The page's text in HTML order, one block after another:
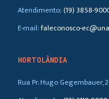
Atendimento:(19) 3858-
E-mail:faleconosco-
HORTOLÂNDIA
Rua Pr. Hugo Gegembauer,